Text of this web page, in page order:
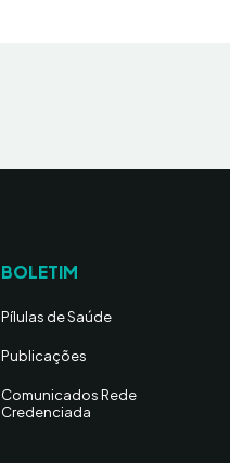
BOLETIM
Pílulas de Saúde
Publicações
Comunicados Rede
Credenciada